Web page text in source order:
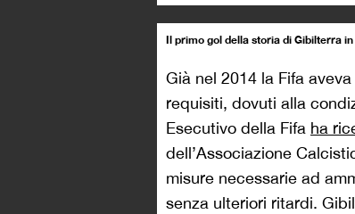
Il primo gol della storia di Gibilterra
Già nel 2014 la Fifa
requisiti, dovuti alla
Esecutivo della Fifa ha
dell’Associazione
misure necessarie ad
senza ulteriori ritardi.